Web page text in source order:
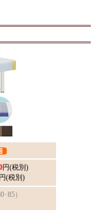
円(税別)
円(税別)
･85）